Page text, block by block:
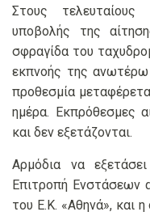
Στους
υποβολής της
σφραγίδα του
εκπνοής της ανωτέρω
προθεσμία
ημέρα. Εκπρόθεσμες
και δεν εξετάζονται.
Αρμόδια να
Επιτροπή Ενστάσεων
του Ε.Κ. «Αθηνά», και η